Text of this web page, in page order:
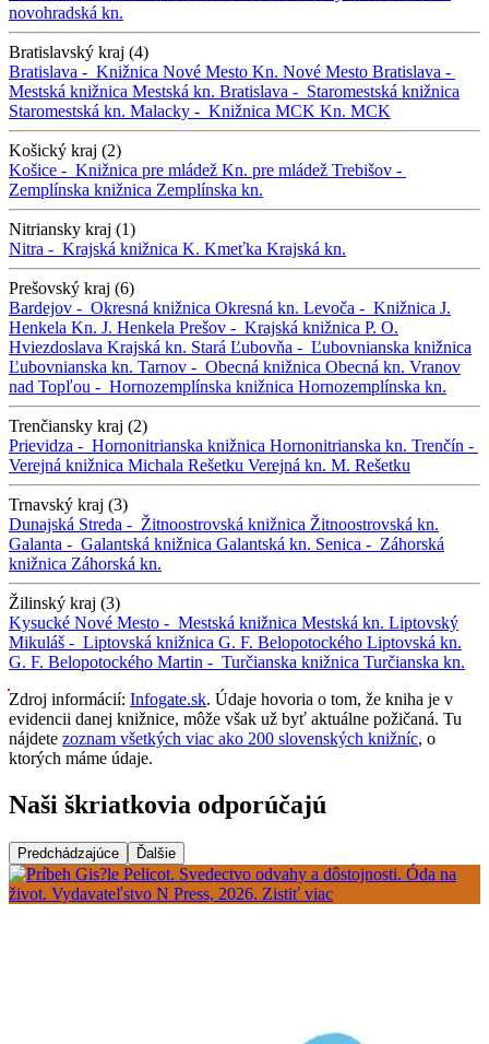
novohradská kn.
Bratislavský kraj (4)
Bratislava - Knižnica Nové Mesto Kn. Nové Mesto Bratislava -
Mestská knižnica Mestská kn. Bratislava - Staromestská knižnica
Staromestská kn. Malacky - Knižnica MCK Kn. MCK
Košický kraj (2)
Košice - Knižnica pre mládež Kn. pre mládež Trebišov -
Zemplínska knižnica Zemplínska kn.
Nitriansky kraj (1)
Nitra - Krajská knižnica K. Kmeťka Krajská kn.
Prešovský kraj (6)
Bardejov - Okresná knižnica Okresná kn. Levoča - Knižnica J.
Henkela Kn. J. Henkela Prešov - Krajská knižnica P. O.
Hviezdoslava Krajská kn. Stará Ľubovňa - Ľubovnianska knižnica
Ľubovnianska kn. Tarnov - Obecná knižnica Obecná kn. Vranov
nad Topľou - Hornozemplínska knižnica Hornozemplínska kn.
Trenčiansky kraj (2)
Prievidza - Hornonitrianska knižnica Hornonitrianska kn. Trenčín -
Verejná knižnica Michala Rešetku Verejná kn. M. Rešetku
Trnavský kraj (3)
Dunajská Streda - Žitnoostrovská knižnica Žitnoostrovská kn.
Galanta - Galantská knižnica Galantská kn. Senica - Záhorská
knižnica Záhorská kn.
Žilinský kraj (3)
Kysucké Nové Mesto - Mestská knižnica Mestská kn. Liptovský
Mikuláš - Liptovská knižnica G. F. Belopotockého Liptovská kn.
G. F. Belopotockého Martin - Turčianska knižnica Turčianska kn.
Zdroj informácií: Infogate.sk. Údaje hovoria o tom, že kniha je v
evidencii danej knižnice, môže však už byť aktuálne požičaná. Tu
nájdete zoznam všetkých viac ako 200 slovenských knižníc, o
ktorých máme údaje.
Naši škriatkovia odporúčajú
Predchádzajúce Ďalšie